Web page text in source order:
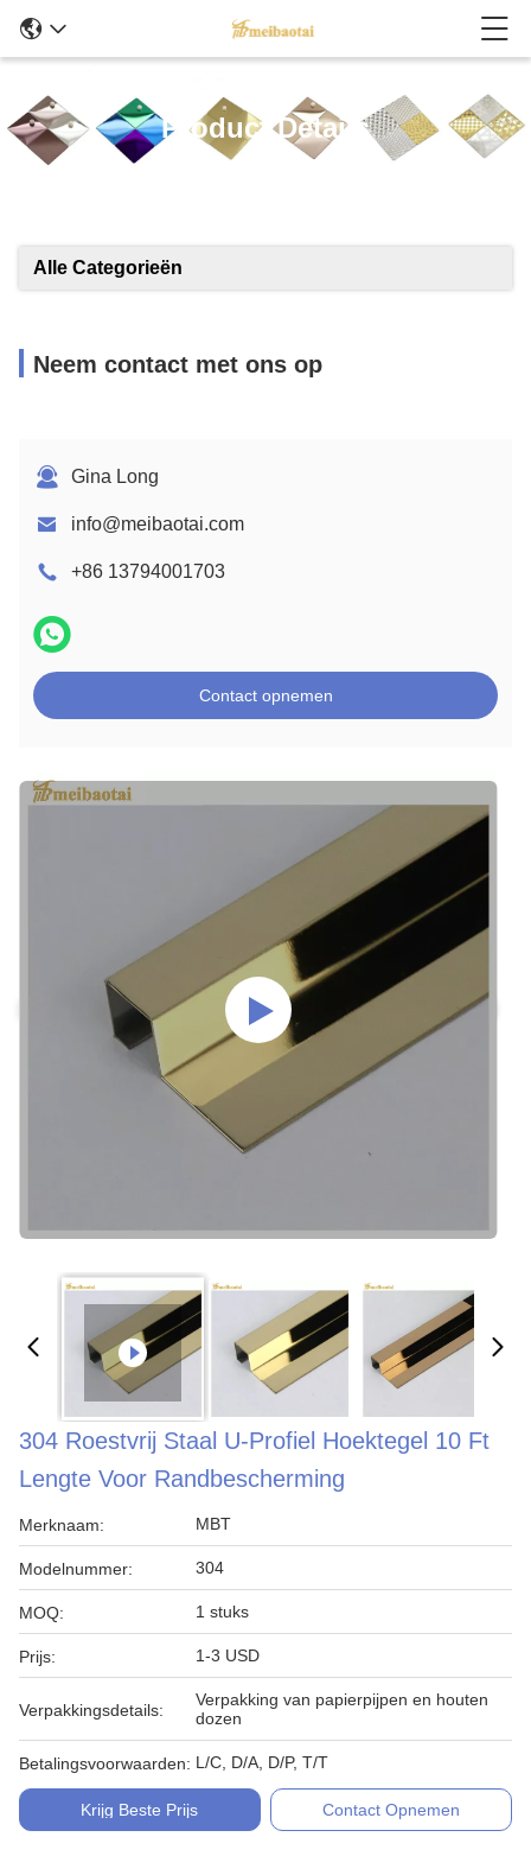
Product Details
Alle Categorieën
Neem contact met ons op
Gina Long
info@meibaotai.com
+86 13794001703
Contact opnemen
304 Roestvrij Staal U-Profiel Hoektegel 10 Ft
Lengte Voor Randbescherming
Merknaam: MBT
Modelnummer: 304
MOQ: 1 stuks
Prijs: 1-3 USD
Verpakkingsdetails:
Verpakking van papierpijpen en houten
dozen
Betalingsvoorwaarden: L/C, D/A, D/P, T/T
Krijg Beste Prijs Contact Opnemen